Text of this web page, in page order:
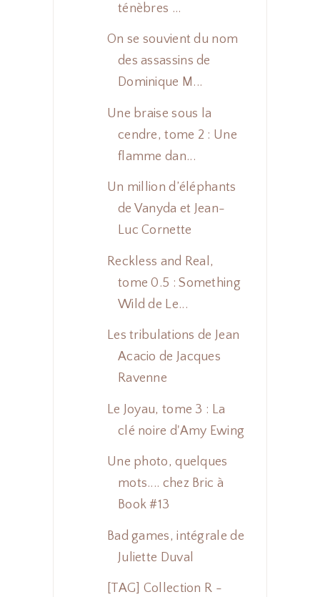
ténèbres ...
On se souvient du nom
des assassins de
Dominique M...
Une braise sous la
cendre, tome 2 : Une
flamme dan...
Un million d’éléphants
de Vanyda et Jean-
Luc Cornette
Reckless and Real,
tome 0.5 : Something
Wild de Le...
Les tribulations de Jean
Acacio de Jacques
Ravenne
Le Joyau, tome 3 : La
clé noire d'Amy Ewing
Une photo, quelques
mots.... chez Bric à
Book #13
Bad games, intégrale de
Juliette Duval
[TAG] Collection R -